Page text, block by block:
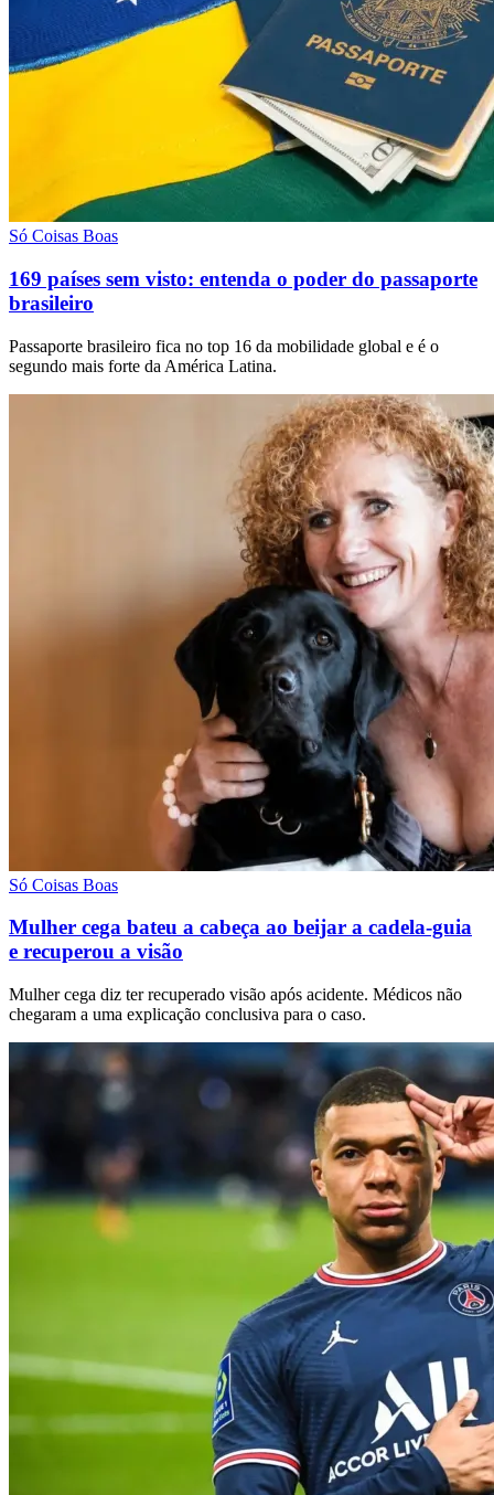
Só Coisas Boas
169 países sem visto: entenda o poder do passaporte
brasileiro
Passaporte brasileiro fica no top 16 da mobilidade global e é o
segundo mais forte da América Latina.
Só Coisas Boas
Mulher cega bateu a cabeça ao beijar a cadela-guia
e recuperou a visão
Mulher cega diz ter recuperado visão após acidente. Médicos não
chegaram a uma explicação conclusiva para o caso.